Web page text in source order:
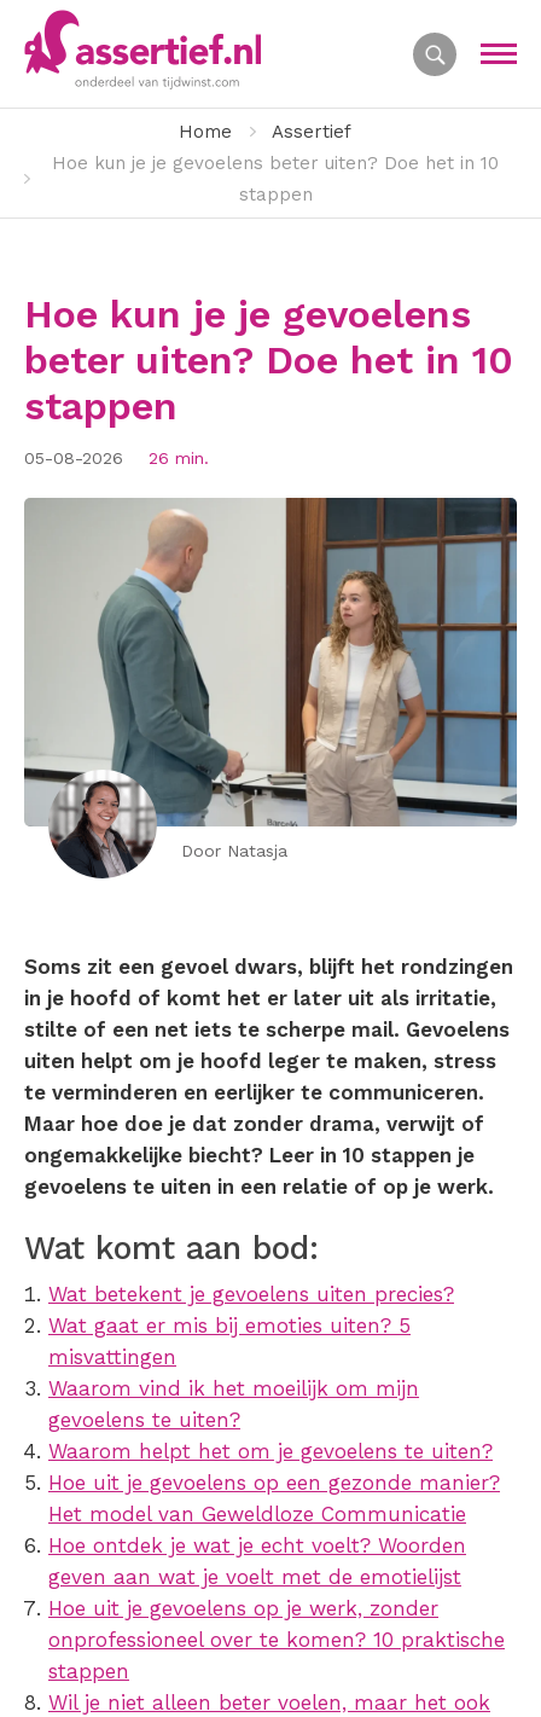
Home
Assertief
Hoe kun je je gevoelens beter uiten? Doe het in 10
stappen
Hoe kun je je gevoelens
beter uiten? Doe het in 10
stappen
05-08-2026 26 min.
Door Natasja
Soms zit een gevoel dwars, blijft het rondzingen
in je hoofd of komt het er later uit als irritatie,
stilte of een net iets te scherpe mail. Gevoelens
uiten helpt om je hoofd leger te maken, stress
te verminderen en eerlijker te communiceren.
Maar hoe doe je dat zonder drama, verwijt of
ongemakkelijke biecht? Leer in 10 stappen je
gevoelens te uiten in een relatie of op je werk.
Wat komt aan bod:
Wat betekent je gevoelens uiten precies?
Wat gaat er mis bij emoties uiten? 5
misvattingen
Waarom vind ik het moeilijk om mijn
gevoelens te uiten?
Waarom helpt het om je gevoelens te uiten?
Hoe uit je gevoelens op een gezonde manier?
Het model van Geweldloze Communicatie
Hoe ontdek je wat je echt voelt? Woorden
geven aan wat je voelt met de emotielijst
Hoe uit je gevoelens op je werk, zonder
onprofessioneel over te komen? 10 praktische
stappen
Wil je niet alleen beter voelen, maar het ook